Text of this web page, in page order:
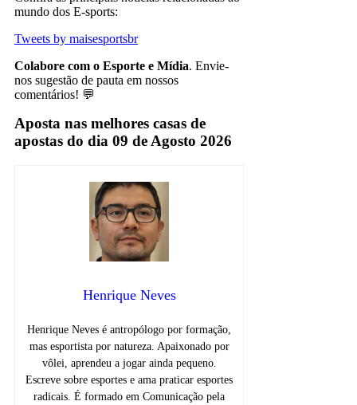
mundo dos E-sports:
Tweets by maisesportsbr
Colabore com o Esporte e Mídia. Envie-
nos sugestão de pauta em nossos
comentários! 💬
Aposta nas melhores casas de
apostas do dia 09 de Agosto 2026
Henrique Neves
Henrique Neves é antropólogo por formação,
mas esportista por natureza. Apaixonado por
vôlei, aprendeu a jogar ainda pequeno.
Escreve sobre esportes e ama praticar esportes
radicais. É formado em Comunicação pela